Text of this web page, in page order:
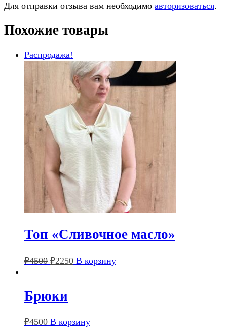
Для отправки отзыва вам необходимо авторизоваться.
Похожие товары
Распродажа!
Топ «Сливочное масло»
₽4500 ₽2250 В корзину
Брюки
₽4500 В корзину